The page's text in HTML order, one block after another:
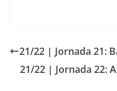
21/22 | Jornada 21:
21/22 | Jornada 22: